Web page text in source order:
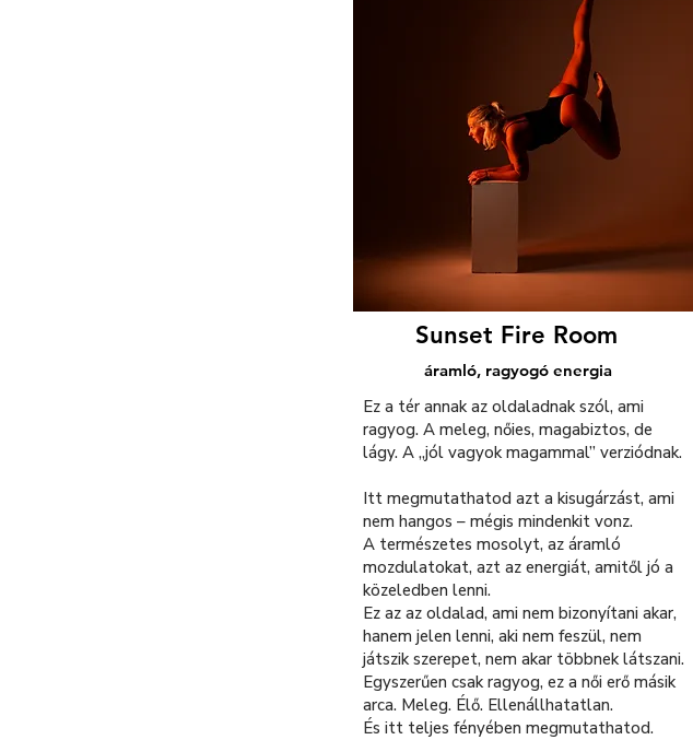
Sunset Fire Room
áramló, ragyogó energia
Ez a tér annak az oldaladnak szól, ami
ragyog. A meleg, nőies, magabiztos, de
lágy. A „jól vagyok magammal” verziódnak.
Itt megmutathatod azt a kisugárzást, ami
nem hangos – mégis mindenkit vonz.
A természetes mosolyt, az áramló
mozdulatokat, azt az energiát, amitől jó a
közeledben lenni.
Ez az az oldalad, ami nem bizonyítani akar,
hanem jelen lenni, aki nem feszül, nem
játszik szerepet, nem akar többnek látszani.
Egyszerűen csak ragyog, ez a női erő másik
arca. Meleg. Élő. Ellenállhatatlan.
És itt teljes fényében megmutathatod.